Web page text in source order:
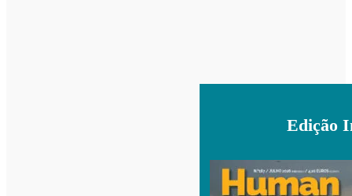
Edição